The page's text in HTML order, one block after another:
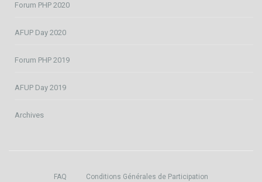
Forum PHP 2020
AFUP Day 2020
Forum PHP 2019
AFUP Day 2019
Archives
FAQ Conditions Générales de Participation